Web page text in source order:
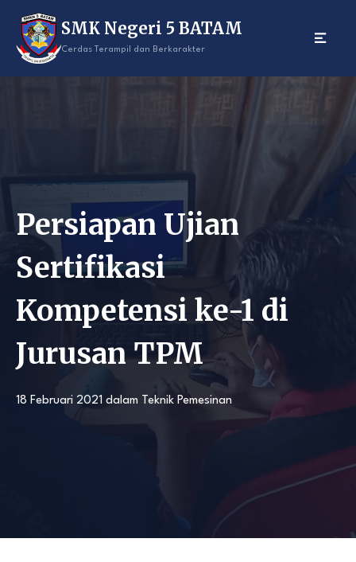
content
SMK Negeri 5 BATAM
Cerdas Terampil dan Berkarakter
Persiapan Ujian
Sertifikasi
Kompetensi ke-1 di
Jurusan TPM
18 Februari 2021 dalam Teknik Pemesinan